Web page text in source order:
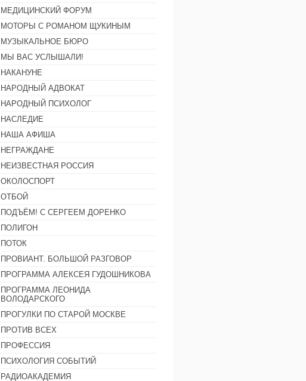
МЕДИЦИНСКИЙ ФОРУМ
МОТОРЫ С РОМАНОМ ЩУКИНЫМ
МУЗЫКАЛЬНОЕ БЮРО
МЫ ВАС УСЛЫШАЛИ!
НАКАНУНЕ
НАРОДНЫЙ АДВОКАТ
НАРОДНЫЙ ПСИХОЛОГ
НАСЛЕДИЕ
НАША АФИША
НЕГРАЖДАНЕ
НЕИЗВЕСТНАЯ РОССИЯ
ОКОЛОСПОРТ
ОТБОЙ
ПОДЪЁМ! С СЕРГЕЕМ ДОРЕНКО
ПОЛИГОН
ПОТОК
ПРОВИАНТ. БОЛЬШОЙ РАЗГОВОР
ПРОГРАММА АЛЕКСЕЯ ГУДОШНИКОВА
ПРОГРАММА ЛЕОНИДА
ВОЛОДАРСКОГО
ПРОГУЛКИ ПО СТАРОЙ МОСКВЕ
ПРОТИВ ВСЕХ
ПРОФЕССИЯ
ПСИХОЛОГИЯ СОБЫТИЙ
РАДИОАКАДЕМИЯ